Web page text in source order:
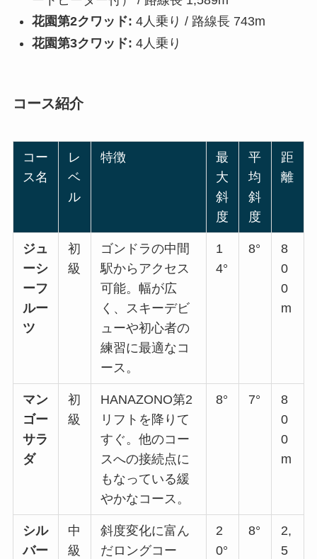
花園第2クワッド: 4人乗り / 路線長 743m
花園第3クワッド: 4人乗り
コース紹介
コー
ス名
レ
ベ
ル
特徴
最
大
斜
度
平
均
斜
度
距
離
ジュ
ーシ
ーフ
ルー
ツ
初
級
ゴンドラの中間
駅からアクセス
可能。幅が広
く、スキーデビ
ューや初心者の
練習に最適なコ
ース。
1
4°
8°
8
0
0
m
マン
ゴー
サラ
ダ
初
級
HANAZONO第2
リフトを降りて
すぐ。他のコー
スへの接続点に
もなっている緩
やかなコース。
8° 7°
8
0
0
m
シル
バー
中
級
斜度変化に富ん
だロングコー
2
0°
8°
2,
5